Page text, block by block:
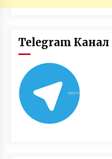
Telegram Канал